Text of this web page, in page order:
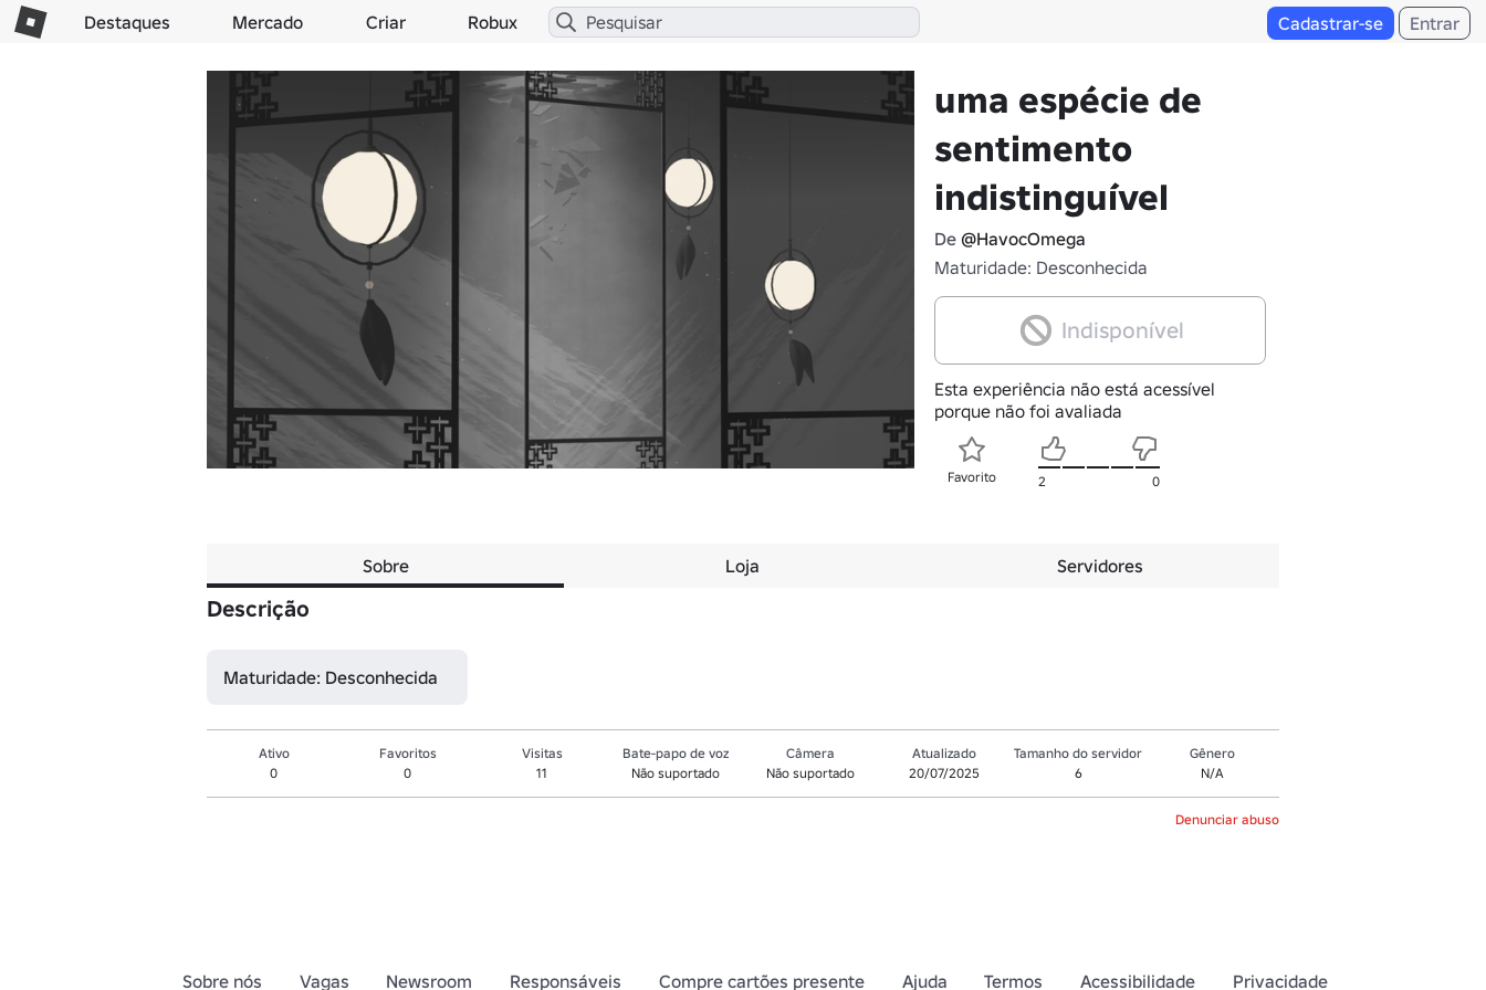
Destaques Mercado Criar Robux Cadastrar-se Entrar
uma espécie de
sentimento
indistinguível
De @HavocOmega
Maturidade: Desconhecida
Indisponível
Esta experiência não está acessível
porque não foi avaliada
Favorito 2 0
Sobre Loja Servidores
Descrição
Maturidade: Desconhecida
Ativo
0
Favoritos
0
Visitas
11
Bate-papo de voz
Não suportado
Câmera
Não suportado
Atualizado
20/07/2025
Tamanho do servidor
6
Gênero
N/A
Denunciar abuso
Sobre nós Vagas Newsroom Responsáveis Compre cartões presente Ajuda Termos Acessibilidade Privacidade